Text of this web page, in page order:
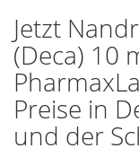
Jetzt
(Deca) 10
Preise in
und der